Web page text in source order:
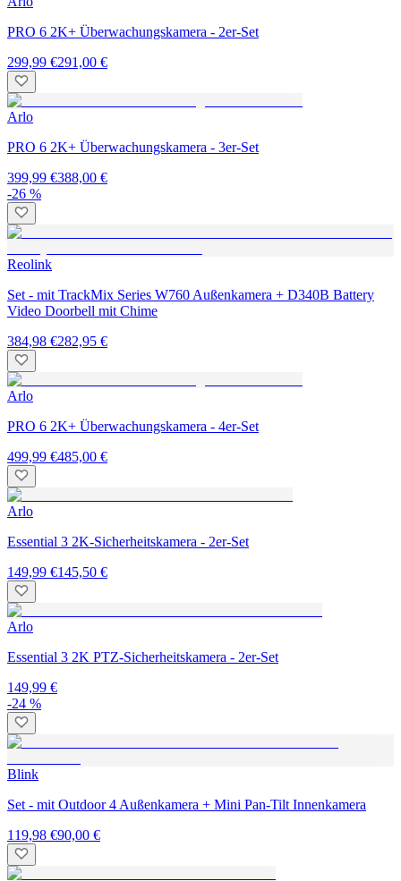
PRO 6 2K+ Überwachungskamera - 2er-Set
299,99 €291,00 €
Arlo
PRO 6 2K+ Überwachungskamera - 3er-Set
399,99 €388,00 €
-26 %
Reolink
Set - mit TrackMix Series W760 Außenkamera + D340B Battery
Video Doorbell mit Chime
384,98 €282,95 €
Arlo
PRO 6 2K+ Überwachungskamera - 4er-Set
499,99 €485,00 €
Arlo
Essential 3 2K-Sicherheitskamera - 2er-Set
149,99 €145,50 €
Arlo
Essential 3 2K PTZ-Sicherheitskamera - 2er-Set
149,99 €
-24 %
Blink
Set - mit Outdoor 4 Außenkamera + Mini Pan-Tilt Innenkamera
119,98 €90,00 €